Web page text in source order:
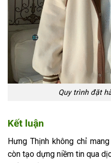
Quy trình đặt
Kết luận
Hưng Thịnh không chỉ
còn tạo dựng niềm tin qua